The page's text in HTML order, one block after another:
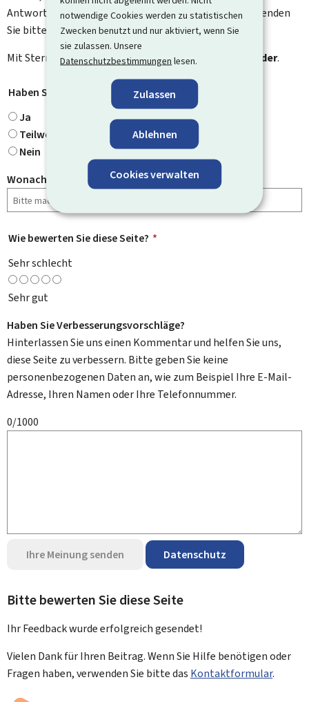
notwendige Cookies werden zu statistischen
Zwecken benutzt und nur aktiviert, wenn Sie
sie zulassen. Unsere
Datenschutzbestimmungen lesen.
Zulassen
Ablehnen
Cookies verwalten
Antwort auf Ihr Feedback. Für spezifische Fragen verwenden
Sie bitte das Kontaktformular.
Mit Stern gekennzeichnete Felder ( * ) sind Pflichtfelder.
Haben Sie gefunden, wonach Sie gesucht haben?
Ja
Teilweise
Nein
Wonach haben Sie gesucht?
Wie bewerten Sie diese Seite? *
Sehr schlecht
Sehr gut
Haben Sie Verbesserungsvorschläge?
Hinterlassen Sie uns einen Kommentar und helfen Sie uns,
diese Seite zu verbessern. Bitte geben Sie keine
personenbezogenen Daten an, wie zum Beispiel Ihre E-Mail-
Adresse, Ihren Namen oder Ihre Telefonnummer.
0/1000
Ihre Meinung senden Datenschutz
Bitte bewerten Sie diese Seite
Ihr Feedback wurdeerfolgreichgesendet!
Vielen Dank für Ihren Beitrag. Wenn Sie Hilfe benötigen oder
Fragen haben, verwenden Sie bitte das Kontaktformular.